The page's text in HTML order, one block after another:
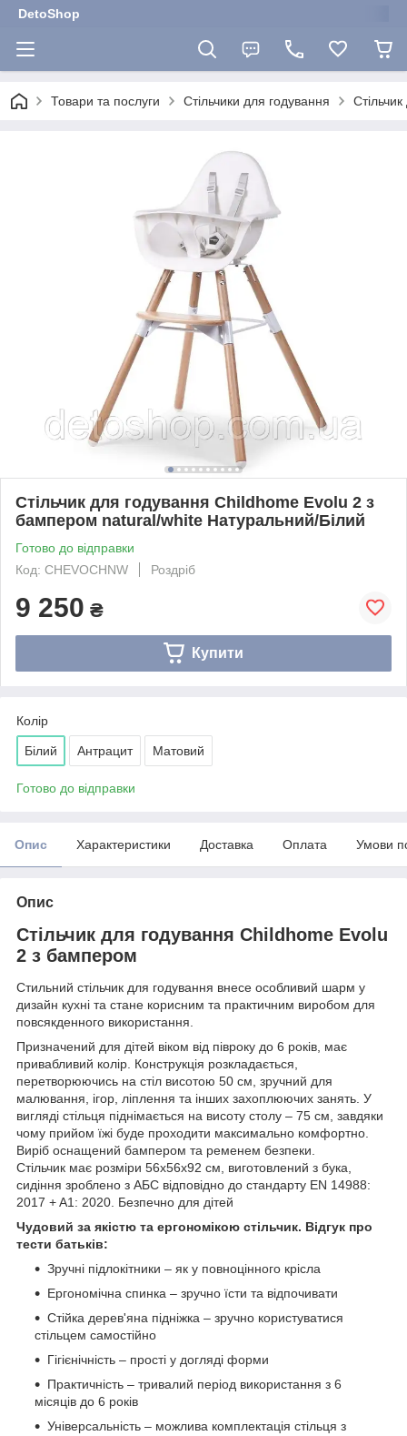
DetoShop
Товари та послуги Стільчики для годування
Стільчик для годування Childhome Evolu 2 з
бампером natural/white Натуральний/Білий
Готово до відправки
Код: CHEVOCHNW
Роздріб
9 250 ₴
Купити
Колір
Білий Антрацит Матовий
Готово до відправки
Опис Характеристики Доставка Оплата Умови
Опис
Стільчик для годування Childhome Evolu
2 з бампером
Стильний стільчик для годування внесе особливий шарм у
дизайн кухні та стане корисним та практичним виробом для
повсякденного використання.
Призначений для дітей віком від півроку до 6 років, має
привабливий колір. Конструкція розкладається,
перетворюючись на стіл висотою 50 см, зручний для
малювання, ігор, ліплення та інших захоплюючих занять. У
вигляді стільця піднімається на висоту столу – 75 см, завдяки
чому прийом їжі буде проходити максимально комфортно.
Виріб оснащений бампером та ременем безпеки.
Стільчик має розміри 56x56x92 см, виготовлений з бука,
сидіння зроблено з АБС відповідно до стандарту EN 14988:
2017 + A1: 2020. Безпечно для дітей
Чудовий за якістю та ергономікою стільчик. Відгук про
тести батьків:
Зручні підлокітники – як у повноцінного крісла
Ергономічна спинка – зручно їсти та відпочивати
Стійка дерев'яна підніжка – зручно користуватися
стільцем самостійно
Гігієнічність – прості у догляді форми
Практичність – тривалий період використання з 6
місяців до 6 років
Універсальність – можлива комплектація стільця з